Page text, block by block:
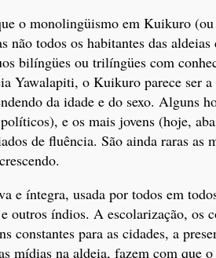
o monolingüismo em Kuikuro
não todos os habitantes das
bilíngües ou trilíngües com
Yawalapiti, o Kuikuro parece ser
da idade e do sexo. Alguns
e os mais jovens (hoje,
de fluência. São ainda raras as
e íntegra, usada por todos em
outros índios. A escolarização, os
constantes para as cidades, a
mídias na aldeia, fazem com que